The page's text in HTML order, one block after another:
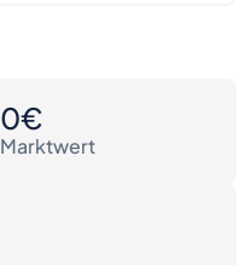
0€
Marktwert